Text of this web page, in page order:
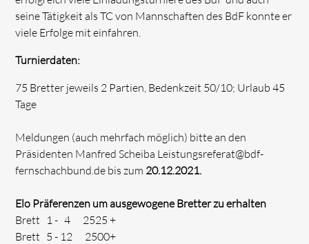
seine Tätigkeit als TC von Mannschaften des BdF konnte er
viele Erfolge mit einfahren.
Turnierdaten:
75 Bretter jeweils 2 Partien, Bedenkzeit 50/10; Urlaub 45
Tage
Meldungen (auch mehrfach möglich) bitte an den
Präsidenten Manfred Scheiba Leistungsreferat@bdf-
fernschachbund.de bis zum 20.12.2021.
Elo Präferenzen um ausgewogene Bretter zu erhalten
Brett 1 - 4 2525 +
Brett 5 - 12 2500+